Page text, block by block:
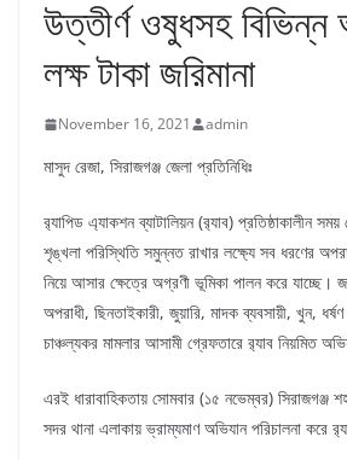
উত্তীর্ণ ওষুধসহ বিভিন্ন
লক্ষ টাকা জরিমানা
November 16, 2021 admin
মাসুদ রেজা, সিরাজগঞ্জ জেলা প্রতিনিধিঃ
র‌্যাপিড এ্যাকশন ব্যাটালিয়ন (র‌্যাব) প্রতিষ্ঠাকালীন
শৃঙ্খলা পরিস্থিতি সমুন্নত রাখার লক্ষ্যে সব ধরণের
নিয়ে আসার ক্ষেত্রে অগ্রণী ভূমিকা পালন করে যাচ্ছে।
অপরাধী, ছিনতাইকারী, জুয়ারি, মাদক ব্যবসায়ী, খুন,
চাঞ্চল্যকর মামলার আসামী গ্রেফতারে র‌্যাব নিয়মিত
এরই ধারাবাহিকতায় সোমবার (১৫ নভেম্বর) সিরাজগঞ্জ
সদর থানা এলাকায় ভ্রাম্যমাণ অভিযান পরিচালনা করে